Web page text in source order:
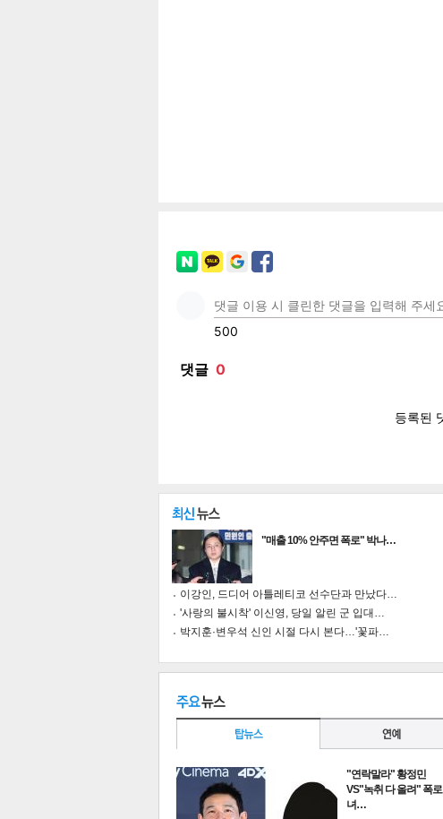
기
트위 카카
"매출 10% 안주면 폭로" 박나…
이강인, 드디어 아틀레티코 선수단과 만났다…
'사랑의 불시착' 이신영, 당일 알린 군 입대…
박지훈·변우석 신인 시절 다시 본다…'꽃파…
"연락말라" 황정민
VS"녹취 다 올려" 폭로
녀…